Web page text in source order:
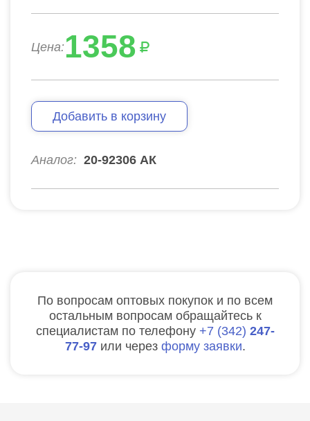
Цена:1358
Добавить в корзину
Аналог: 20-92306 АК
По вопросам оптовых покупок и по всем
остальным вопросам обращайтесь к
специалистам по телефону
7 342 247-
77-97 или через форму заявки.